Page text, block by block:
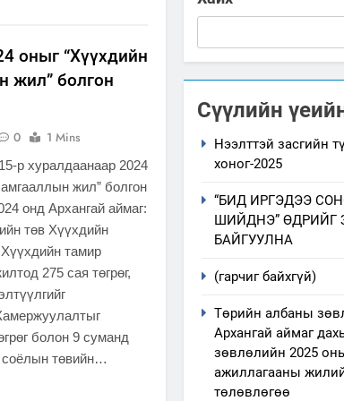
арга хэмжээний төлөвлөгөө
оныг “Хүүхдийн
жил” болгон
0 1 Mins
р хуралдаанаар 2024
жил” болгон
онд Архангай аймаг:
төв Хүүхдийн
тамир
275 сая төгрөг,
болон 9 суманд
соёлын төвийн…
Сүүлийн
Нээлттэй засгийн
хоног-2025
“БИД ИРГЭДЭЭ
ШИЙДНЭ” ӨДРИЙГ
БАЙГУУЛНА
(гарчиг байхгүй)
Төрийн албаны
Архангай аймаг
зөвлөлийн 2025
ажиллагааны
төлөвлөгөө